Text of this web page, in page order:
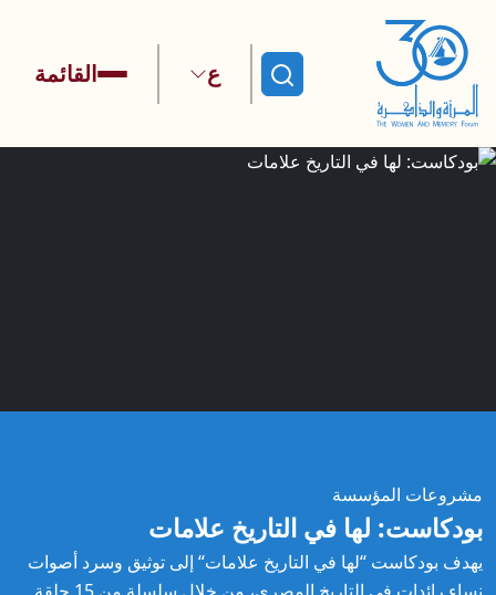
ابحث ع القائمة
مشروعات المؤسسة
الشفوي: الرائدات
بودكاست: لها في التاريخ علامات
يهدف بودكاست “لها في التاريخ علامات“ إلى توثيق وسرد أصوات
هي والكاميرا: صانعات السينما
من هي في مصر
حملة الولاية حقي
كتب ومؤلفات
أرشيف التاريخ الشفوي: الرائدات